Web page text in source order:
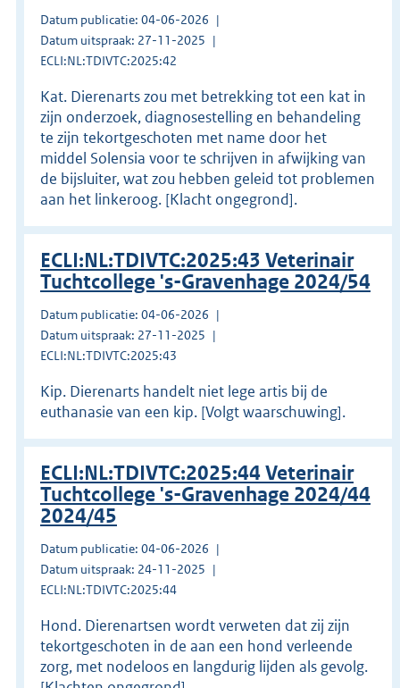
Datum publicatie: 04-06-2026
Datum uitspraak: 27-11-2025
ECLI:NL:TDIVTC:2025:42
Kat. Dierenarts zou met betrekking tot een kat in
zijn onderzoek, diagnosestelling en behandeling
te zijn tekortgeschoten met name door het
middel Solensia voor te schrijven in afwijking van
de bijsluiter, wat zou hebben geleid tot problemen
aan het linkeroog. [Klacht ongegrond].
ECLI:NL:TDIVTC:2025:43 Veterinair
Tuchtcollege 's-Gravenhage 2024/54
Datum publicatie: 04-06-2026
Datum uitspraak: 27-11-2025
ECLI:NL:TDIVTC:2025:43
Kip. Dierenarts handelt niet lege artis bij de
euthanasie van een kip. [Volgt waarschuwing].
ECLI:NL:TDIVTC:2025:44 Veterinair
Tuchtcollege 's-Gravenhage 2024/44
2024/45
Datum publicatie: 04-06-2026
Datum uitspraak: 24-11-2025
ECLI:NL:TDIVTC:2025:44
Hond. Dierenartsen wordt verweten dat zij zijn
tekortgeschoten in de aan een hond verleende
zorg, met nodeloos en langdurig lijden als gevolg.